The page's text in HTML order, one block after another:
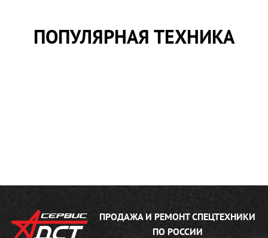
ПОПУЛЯРНАЯ ТЕХНИКА
ПРОДАЖА И РЕМОНТСПЕЦТЕХНИКИ
ПО РОССИИ